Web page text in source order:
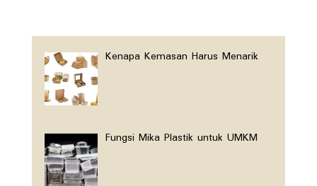
Kenapa Kemasan Harus Menarik
Fungsi Mika Plastik untuk UMKM